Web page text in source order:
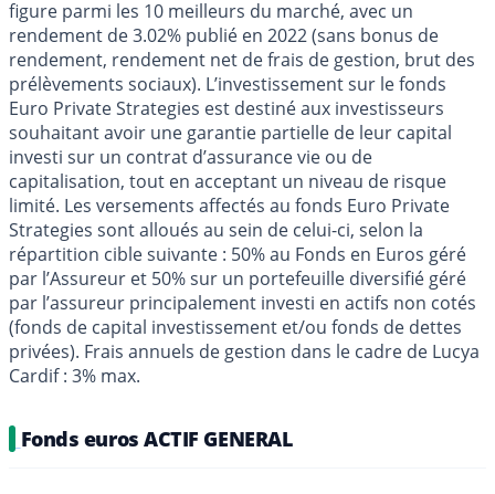
figure parmi les 10 meilleurs du marché, avec un
rendement de 3.02% publié en 2022 (sans bonus de
rendement, rendement net de frais de gestion, brut des
prélèvements sociaux). L’investissement sur le fonds
Euro Private Strategies est destiné aux investisseurs
souhaitant avoir une garantie partielle de leur capital
investi sur un contrat d’assurance vie ou de
capitalisation, tout en acceptant un niveau de risque
limité. Les versements affectés au fonds Euro Private
Strategies sont alloués au sein de celui-ci, selon la
répartition cible suivante : 50% au Fonds en Euros géré
par l’Assureur et 50% sur un portefeuille diversifié géré
par l’assureur principalement investi en actifs non cotés
(fonds de capital investissement et/ou fonds de dettes
privées). Frais annuels de gestion dans le cadre de Lucya
Cardif : 3% max.
Fonds euros ACTIF GENERAL